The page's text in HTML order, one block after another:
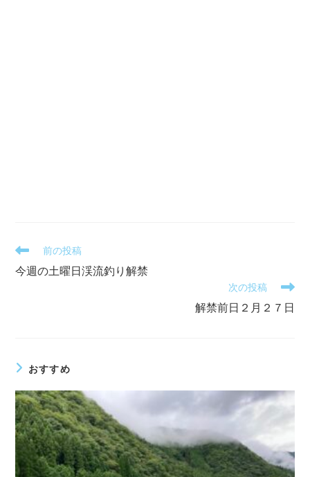
そ
の
他
前の投稿
今週の土曜日渓流釣り解禁
次の投稿
解禁前日２月２７日
おすすめ